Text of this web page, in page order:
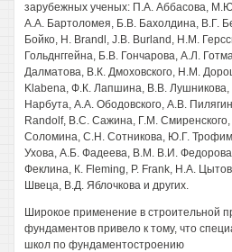
зарубежных ученых: П.А. Аббасова,
A.A. Бартоломея, Б.В. Бахолдина, В.Г.
Бойко, Н. Brandl, J.B. Burland, Н.М.
Гольднггейна, Б.В. Гончарова, А.Л.
Далматова, В.К. Дмоховского, Н.М.
Klabena, Ф.К. Лапшина, В.В. Лушникова,
Нарбута, A.A. Ободовского, A.B.
Randolf, B.C. Сажина, Г.М.
Соломина, С.Н. Сотникова, Ю.Г.
Ухова, А.Б. Фадеева, В.М. В.И.
Феклина, К. Fleming, Р. Frank, H.A.
Швеца, В.Д. Яблочкова и других.
Широкое применение в строительной
фундаментов привело к тому, что
школ по фундаментостроению